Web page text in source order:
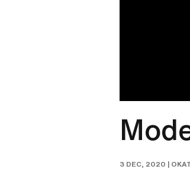
3 DEC, 2020 |